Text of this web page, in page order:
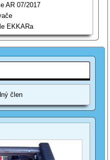
AR 07/2017
EKKARa
člen